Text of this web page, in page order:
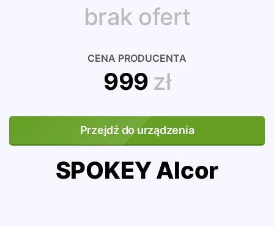
brak ofert
CENA PRODUCENTA
999 zł
Przejdź do urządzenia
SPOKEY Alcor